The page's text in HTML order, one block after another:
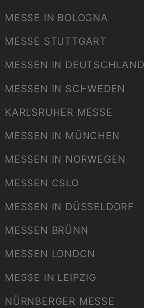
MESSE IN BOLOGNA
MESSE STUTTGART
MESSEN IN DEUTSCHLAND
MESSEN IN SCHWEDEN
KARLSRUHER MESSE
MESSEN IN MÜNCHEN
MESSEN IN NORWEGEN
MESSEN OSLO
MESSEN IN DÜSSELDORF
MESSEN BRÜNN
MESSEN LONDON
MESSE IN LEIPZIG
NÜRNBERGER MESSE